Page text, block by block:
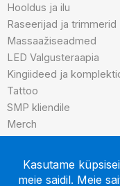
Hooldus ja ilu
Raseerijad ja trimmerid
Massaažiseadmed
LED Valgusteraapia
Kingiideed ja
Tattoo
SMP kliendile
Merch
INK-credible
After Art